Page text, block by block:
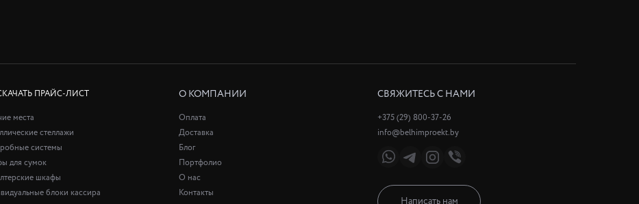
ПРАЙС-ЛИСТ
места
стеллажи
системы
для сумок
шкафы
блоки кассира
О КОМПАНИИ
Оплата
Доставка
Блог
Портфолио
О нас
Контакты
СВЯЖИТЕСЬ С НАМИ
+375 (29) 800-37-26
info@belhimproekt.by
Написать нам